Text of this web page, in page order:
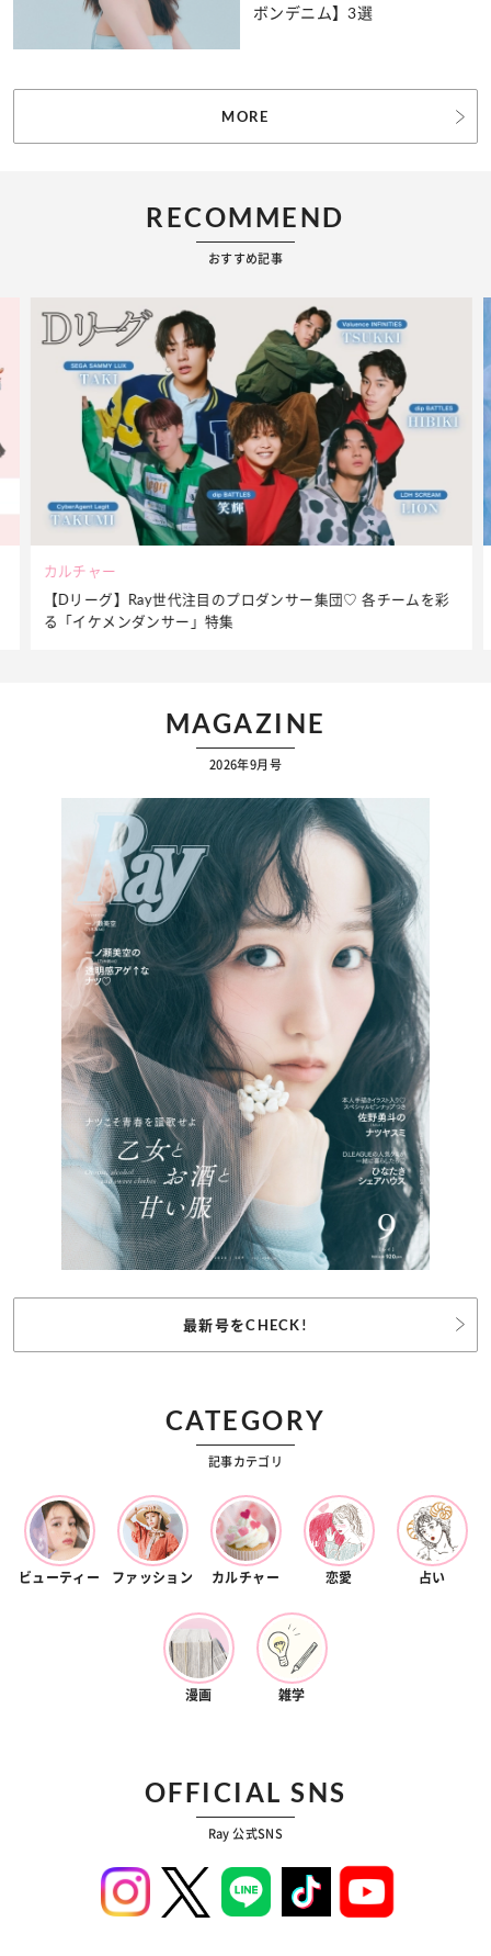
ボンデニム】3選
MORE
RECOMMEND
おすすめ記事
ビューティー
夏だからこそ“水分”が大切！くずれないメイクをつくる【保湿
ケア】アイテム3選
MAGAZINE
2026年9月号
最新号をCHECK!
CATEGORY
記事カテゴリ
ビューティー ファッション カルチャー 恋愛 占い
漫画 雑学
OFFICIAL SNS
Ray 公式SNS